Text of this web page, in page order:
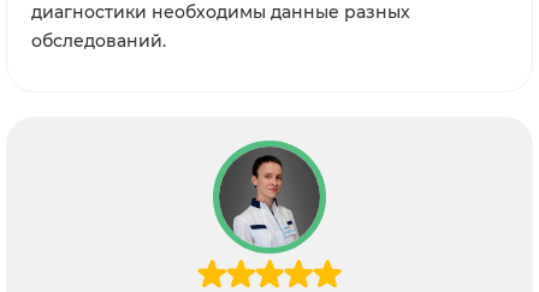
диагностики необходимы данные разных
обследований.